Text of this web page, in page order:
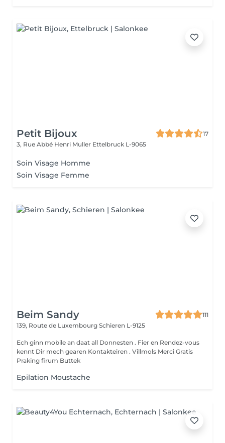
Petit Bijoux
17
3, Rue Abbé Henri Muller Ettelbruck L-9065
Soin Visage Homme
Soin Visage Femme
Beim Sandy
111
139, Route de Luxembourg Schieren L-9125
Ech ginn mobile an daat all Donnesten . Fier en Rendez-vous
kennt Dir mech gearen Kontakteiren . Villmols Merci Gratis
Praking firum Buttek
Epilation Moustache